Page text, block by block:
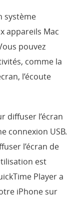
système
appareils Mac
pouvez
comme la
l’écoute
diffuser l’écran
connexion USB.
l’écran de
est
Player a
iPhone sur